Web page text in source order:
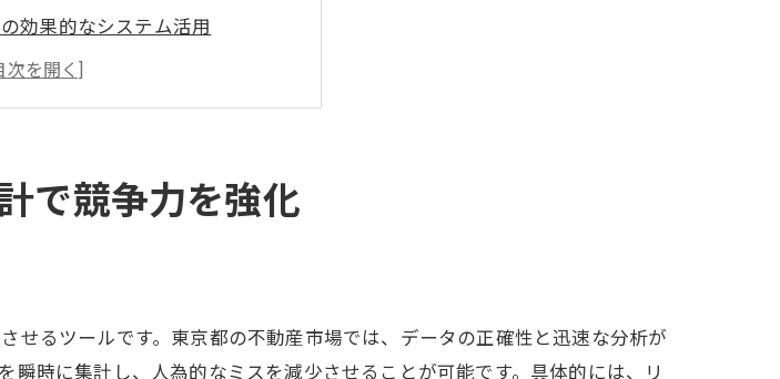
効果的なシステム活用
る自動集計機能
データ駆動型意思決定
るシステム機能の紹介
で東京都の市場を制す
ステム機能とは
で競争力を強化
るツールです。東京都の不動産市場では、データの正確性と迅速な分析が
時に集計し、人為的なミスを減少させることが可能です。具体的には、リ